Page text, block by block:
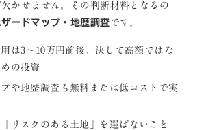
かせません。その判断材料となるの
ードマップ・地歴調査 です。
は3〜10万円前後。決して高額ではな
の投資
や地歴調査も無料または低コストで実
リスクのある土地」を選ばないこと